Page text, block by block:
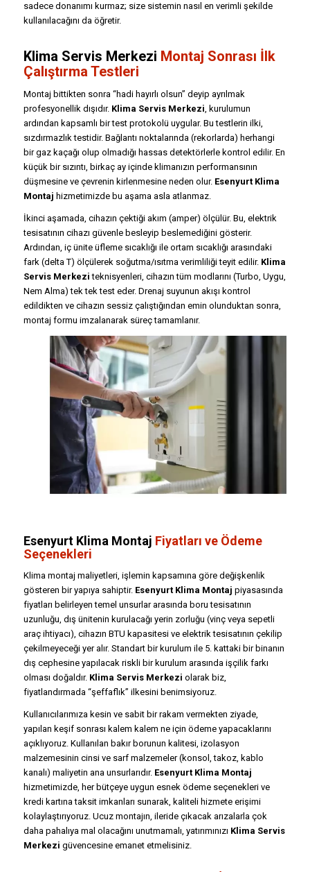
sadece donanımı kurmaz; size sistemin nasıl en verimli şekilde
kullanılacağını da öğretir.
Klima Servis Merkezi Montaj Sonrası İlk
Çalıştırma Testleri
Montaj bittikten sonra “hadi hayırlı olsun” deyip ayrılmak
profesyonellik dışıdır. Klima Servis Merkezi, kurulumun
ardından kapsamlı bir test protokolü uygular. Bu testlerin ilki,
sızdırmazlık testidir. Bağlantı noktalarında (rekorlarda) herhangi
bir gaz kaçağı olup olmadığı hassas detektörlerle kontrol edilir. En
küçük bir sızıntı, birkaç ay içinde klimanızın performansının
düşmesine ve çevrenin kirlenmesine neden olur. Esenyurt Klima
Montaj hizmetimizde bu aşama asla atlanmaz.
İkinci aşamada, cihazın çektiği akım (amper) ölçülür. Bu, elektrik
tesisatının cihazı güvenle besleyip beslemediğini gösterir.
Ardından, iç ünite üfleme sıcaklığı ile ortam sıcaklığı arasındaki
fark (delta T) ölçülerek soğutma/ısıtma verimliliği teyit edilir. Klima
Servis Merkezi teknisyenleri, cihazın tüm modlarını (Turbo, Uygu,
Nem Alma) tek tek test eder. Drenaj suyunun akışı kontrol
edildikten ve cihazın sessiz çalıştığından emin olunduktan sonra,
montaj formu imzalanarak süreç tamamlanır.
Esenyurt Klima Montaj Fiyatları ve Ödeme
Seçenekleri
Klima montaj maliyetleri, işlemin kapsamına göre değişkenlik
gösteren bir yapıya sahiptir. Esenyurt Klima Montaj piyasasında
fiyatları belirleyen temel unsurlar arasında boru tesisatının
uzunluğu, dış ünitenin kurulacağı yerin zorluğu (vinç veya sepetli
araç ihtiyacı), cihazın BTU kapasitesi ve elektrik tesisatının çekilip
çekilmeyeceği yer alır. Standart bir kurulum ile 5. kattaki bir binanın
dış cephesine yapılacak riskli bir kurulum arasında işçilik farkı
olması doğaldır. Klima Servis Merkezi olarak biz,
fiyatlandırmada “şeffaflık” ilkesini benimsiyoruz.
Kullanıcılarımıza kesin ve sabit bir rakam vermekten ziyade,
yapılan keşif sonrası kalem kalem ne için ödeme yapacaklarını
açıklıyoruz. Kullanılan bakır borunun kalitesi, izolasyon
malzemesinin cinsi ve sarf malzemeler (konsol, takoz, kablo
kanalı) maliyetin ana unsurlarıdır. Esenyurt Klima Montaj
hizmetimizde, her bütçeye uygun esnek ödeme seçenekleri ve
kredi kartına taksit imkanları sunarak, kaliteli hizmete erişimi
kolaylaştırıyoruz. Ucuz montajın, ileride çıkacak arızalarla çok
daha pahalıya mal olacağını unutmamalı, yatırımınızı Klima Servis
Merkezi güvencesine emanet etmelisiniz.